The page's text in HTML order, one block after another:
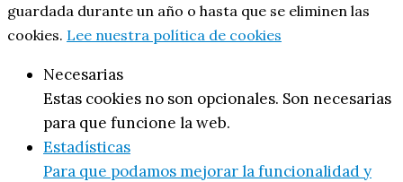
guardada durante un año o hasta que se eliminen las
cookies. Lee nuestra política de cookies
Necesarias
Estas cookies no son opcionales. Son necesarias
para que funcione la web.
Estadísticas
Para que podamos mejorar la funcionalidad y